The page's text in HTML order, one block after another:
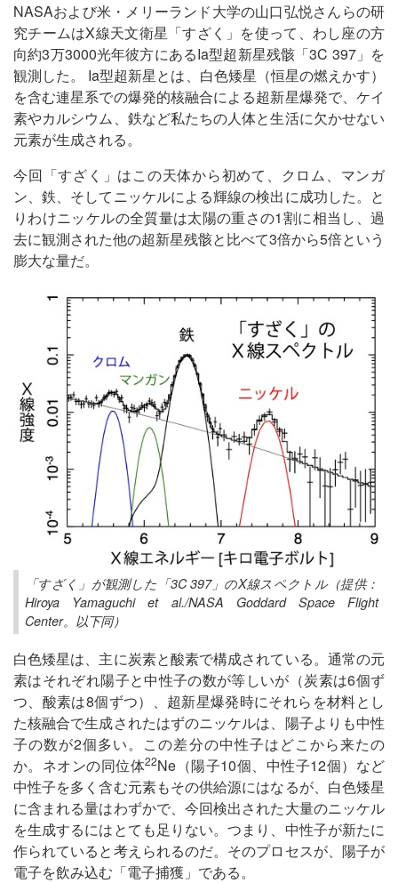
NASAおよび米・メリーランド大学の山口弘悦さんらの研
究チームはX線天文衛星「すざく」を使って、わし座の方
向約3万3000光年彼方にあるIa型超新星残骸「3C 397」を
観測した。 Ia型超新星とは、白色矮星（恒星の燃えかす）
を含む連星系での爆発的核融合による超新星爆発で、ケイ
素やカルシウム、鉄など私たちの人体と生活に欠かせない
元素が生成される。
今回「すざく」はこの天体から初めて、クロム、マンガ
ン、鉄、そしてニッケルによる輝線の検出に成功した。と
りわけニッケルの全質量は太陽の重さの1割に相当し、過
去に観測された他の超新星残骸と比べて3倍から5倍という
膨大な量だ。
「すざく」が観測した「3C 397」のX線スペクトル（提供：
Hiroya Yamaguchi et al./NASA Goddard Space Flight
Center。以下同）
白色矮星は、主に炭素と酸素で構成されている。通常の元
素はそれぞれ陽子と中性子の数が等しいが（炭素は6個ず
つ、酸素は8個ずつ）、超新星爆発時にそれらを材料とし
た核融合で生成されたはずのニッケルは、陽子よりも中性
子の数が2個多い。この差分の中性子はどこから来たの
か。ネオンの同位体22Ne（陽子10個、中性子12個）など
中性子を多く含む元素もその供給源にはなるが、白色矮星
に含まれる量はわずかで、今回検出された大量のニッケル
を生成するにはとても足りない。つまり、中性子が新たに
作られていると考えられるのだ。そのプロセスが、陽子が
電子を飲み込む「電子捕獲」である。